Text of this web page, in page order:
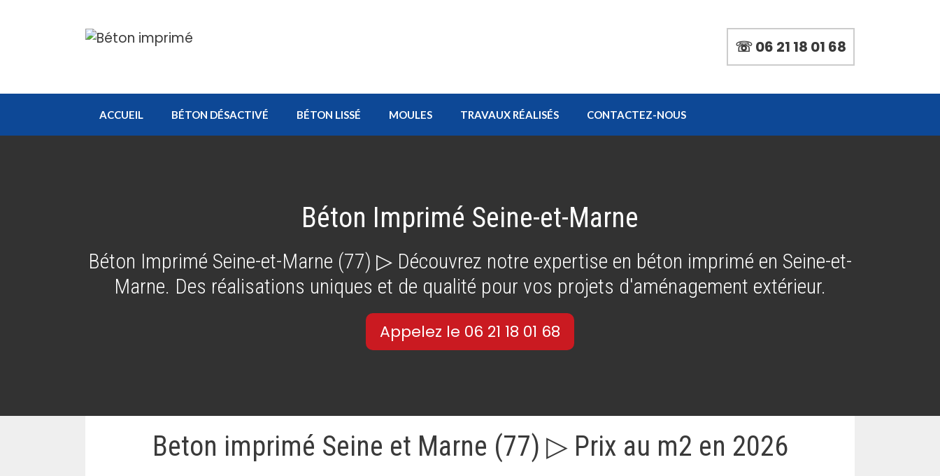
☏ 06 21 18 01 68
ACCUEIL BÉTON DÉSACTIVÉ BÉTON LISSÉ MOULES TRAVAUX RÉALISÉS CONTACTEZ-NOUS
Béton Imprimé Seine-et-Marne
Béton Imprimé Seine-et-Marne (77) ▷ Découvrez notre expertise en béton imprimé en Seine-et-
Marne. Des réalisations uniques et de qualité pour vos projets d'aménagement extérieur.
Appelez le 06 21 18 01 68
Beton imprimé Seine et Marne (77) ▷ Prix au m2 en 2026